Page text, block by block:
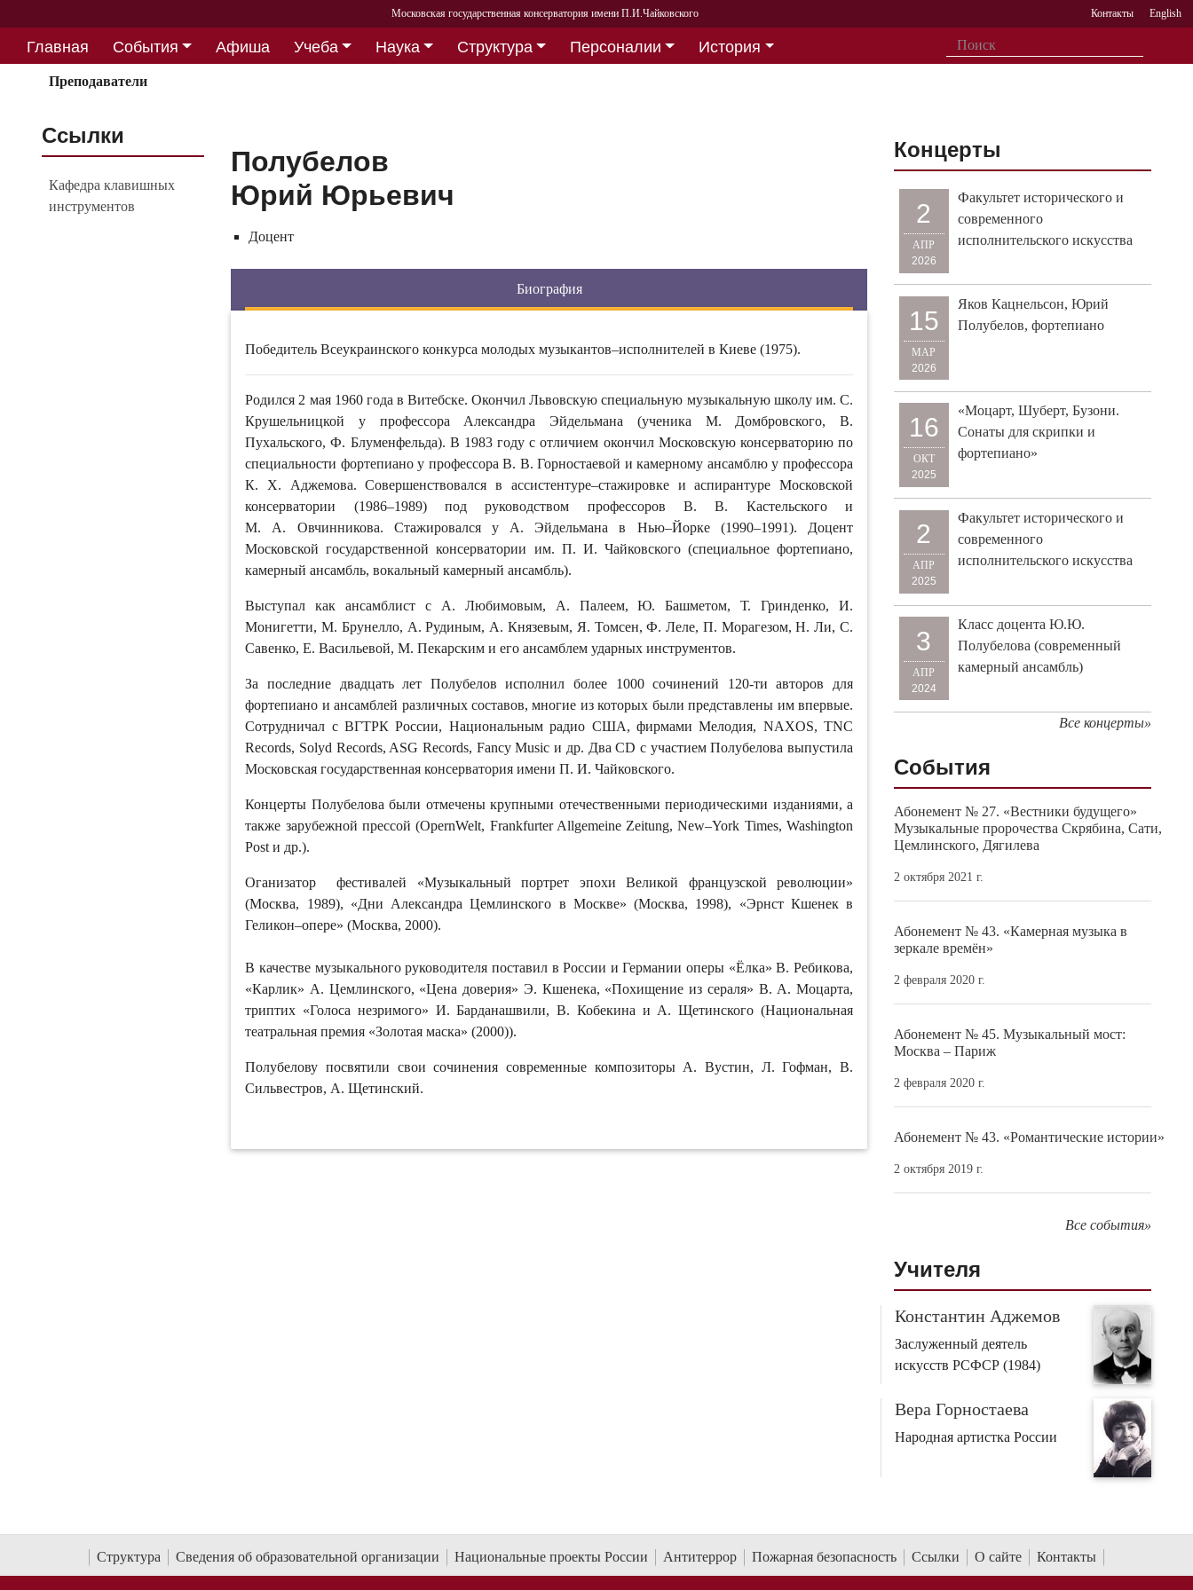
Московская государственная консерватория имени П.И.Чайковского Контакты English
Главная События Афиша Учеба Наука Структура Персоналии
История
Партнерство
Преподаватели
Ссылки
Кафедра клавишных
инструментов
Полубелов
Юрий Юрьевич
Доцент
Биография
Победитель Всеукраинского конкурса молодых музыкантов–исполнителей в Киеве (1975).
Родился 2 мая 1960 года в Витебске. Окончил Львовскую специальную музыкальную школу им. С.
Крушельницкой у профессора Александра Эйдельмана (ученика М. Домбровского, В.
Пухальского, Ф. Блуменфельда). В 1983 году с отличием окончил Московскую консерваторию по
специальности фортепиано у профессора В. В. Горностаевой и камерному ансамблю у профессора
К. Х. Аджемова. Совершенствовался в ассистентуре–стажировке и аспирантуре Московской
консерватории (1986–1989) под руководством профессоров В. В. Кастельского и
М. А. Овчинникова. Стажировался у А. Эйдельмана в Нью–Йорке (1990–1991). Доцент
Московской государственной консерватории им. П. И. Чайковского (специальное фортепиано,
камерный ансамбль, вокальный камерный ансамбль).
Выступал как ансамблист с А. Любимовым, А. Палеем, Ю. Башметом, Т. Гринденко, И.
Монигетти, М. Брунелло, А. Рудиным, А. Князевым, Я. Томсен, Ф. Леле, П. Морагезом, Н. Ли, С.
Савенко, Е. Васильевой, М. Пекарским и его ансамблем ударных инструментов.
За последние двадцать лет Полубелов исполнил более 1000 сочинений 120-ти авторов для
фортепиано и ансамблей различных составов, многие из которых были представлены им впервые.
Сотрудничал с ВГТРК России, Национальным радио США, фирмами Мелодия, NAXOS, TNC
Records, Solyd Records, ASG Records, Fancy Music и др. Два CD с участием Полубелова выпустила
Московская государственная консерватория имени П. И. Чайковского.
Концерты Полубелова были отмечены крупными отечественными периодическими изданиями, а
также зарубежной прессой (OpernWelt, Frankfurter Allgemeine Zeitung, New–York Times, Washington
Post и др.).
Оганизатор фестивалей «Музыкальный портрет эпохи Великой французской революции»
(Москва, 1989), «Дни Александра Цемлинского в Москве» (Москва, 1998), «Эрнст Кшенек в
Геликон–опере» (Москва, 2000).
В качестве музыкального руководителя поставил в России и Германии оперы «Ёлка» В. Ребикова,
«Карлик» А. Цемлинского, «Цена доверия» Э. Кшенека, «Похищение из сераля» В. А. Моцарта,
триптих «Голоса незримого» И. Барданашвили, В. Кобекина и А. Щетинского (Национальная
театральная премия «Золотая маска» (2000)).
Полубелову посвятили свои сочинения современные композиторы А. Вустин, Л. Гофман, В.
Сильвестров, А. Щетинский.
Концерты
2
АПР
2026
Факультет исторического и
современного
исполнительского искусства
15
МАР
2026
Яков Кацнельсон, Юрий
Полубелов, фортепиано
16
ОКТ
2025
«Моцарт, Шуберт, Бузони.
Сонаты для скрипки и
фортепиано»
2
АПР
2025
Факультет исторического и
современного
исполнительского искусства
3
АПР
2024
Класс доцента Ю.Ю.
Полубелова (современный
камерный ансамбль)
Все концерты»
События
Абонемент № 27. «Вестники будущего»
Музыкальные пророчества Скрябина, Сати,
Цемлинского, Дягилева
2 октября 2021 г.
Абонемент № 43. «Камерная музыка в
зеркале времён»
2 февраля 2020 г.
Абонемент № 45. Музыкальный мост:
Москва – Париж
2 февраля 2020 г.
Абонемент № 43. «Романтические истории»
2 октября 2019 г.
Все события»
Учителя
Константин Аджемов
Заслуженный деятель
искусств РСФСР (1984)
Вера Горностаева
Народная артистка России
Структура Сведения об образовательной организации Национальные проекты России Антитеррор Пожарная безопасность Ссылки О сайте Контакты